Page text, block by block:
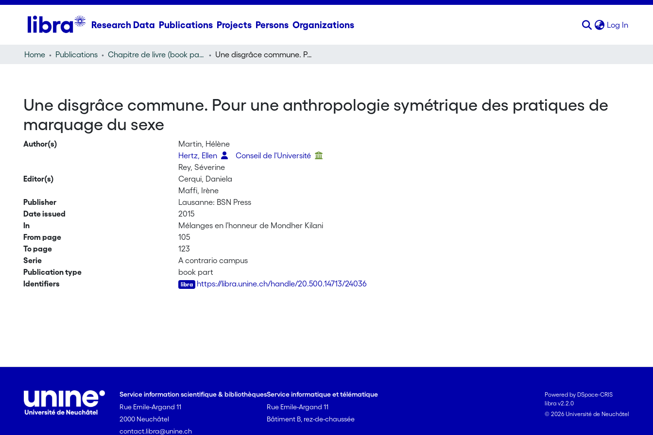
Research Data Publications Projects Persons Organizations Log In
Home Publications Chapitre de livre (book part) Une disgrâce commune. Pour une anthropologie symétrique des pratiques de marquage du sexe
Une disgrâce commune. Pour une anthropologie symétrique des pratiques de
marquage du sexe
Author(s)
Martin, Hélène
Hertz, Ellen
Conseil de l'Université
Rey, Séverine
Editor(s)
Cerqui, Daniela
Maffi, Irène
Publisher
Lausanne: BSN Press
Date issued
2015
In
Mélanges en l’honneur de Mondher Kilani
From page
105
To page
123
Serie
A contrario campus
Publication type
book part
Identifiers
https://libra.unine.ch/handle/20.500.14713/24036
Service information scientifique & bibliothèques
Rue Emile-Argand 11
2000 Neuchâtel
contact.libra@unine.ch
Service informatique et télématique
Rue Emile-Argand 11
Bâtiment B, rez-de-chaussée
Powered by DSpace-CRIS
libra v2.2.0
© 2026 Université de Neuchâtel